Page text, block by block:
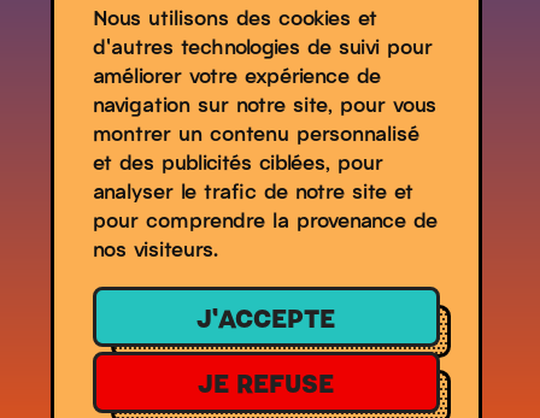
Nous utilisons des cookies et
d'autres technologies de suivi pour
améliorer votre expérience de
navigation sur notre site, pour vous
montrer un contenu personnalisé
et des publicités ciblées, pour
analyser le trafic de notre site et
pour comprendre la provenance de
nos visiteurs.
J'ACCEPTE
JE REFUSE
Contacts
Espace Presse
Partenaires